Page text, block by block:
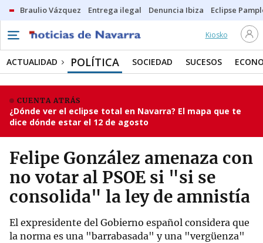
Braulio Vázquez Entrega ilegal Denuncia Ibiza Eclipse
Kiosko
ACTUALIDAD POLÍTICA SOCIEDAD SUCESOS
CUENTA ATRÁS
¿Dónde ver el eclipse total en Navarra? El mapa que te
dice dónde estar el 12 de agosto
Felipe González amenaza con
no votar al PSOE si "si se
consolida" la ley de amnistía
El expresidente del Gobierno español considera que
la norma es una "barrabasada" y una "vergüenza"